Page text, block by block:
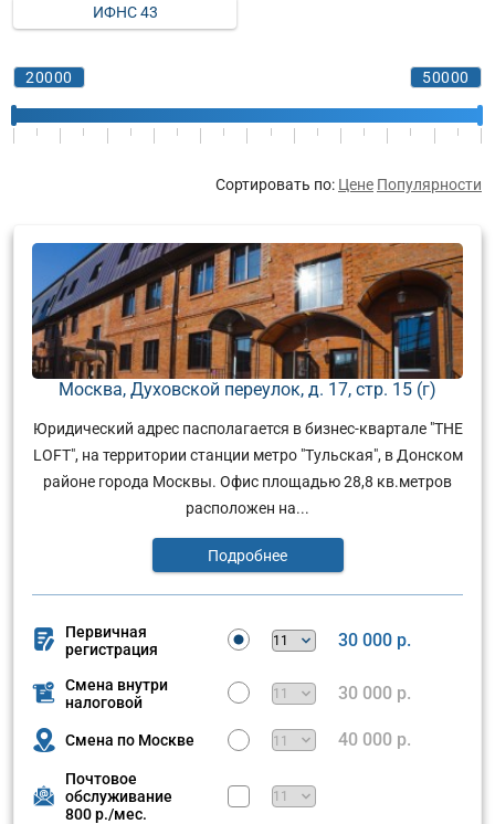
ИФНС 43
Сортировать по: Цене Популярности
Москва, Духовской переулок, д. 17, стр. 15 (г)
Юридический адрес пасполагается в бизнес-квартале "THE
LOFT", на территории станции метро "Тульская", в Донском
районе города Москвы. Офис площадью 28,8 кв.метров
расположен на...
Подробнее
Первичная
регистрация
30 000 р.
Смена внутри
налоговой
30 000 р.
Смена по Москве 40 000 р.
Почтовое
обслуживание
800 р./мес.